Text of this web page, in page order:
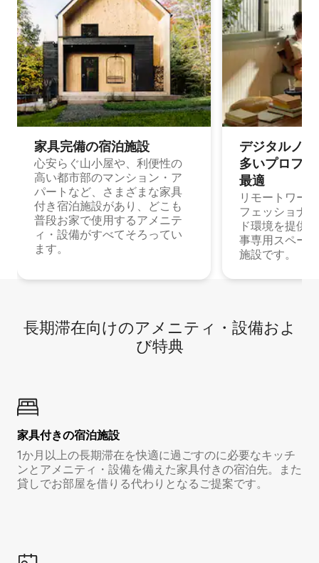
家具完備の宿⁠泊⁠施⁠設
心安らぐ山小屋や、利便性の
高い都市部のマンション・ア
パートなど、さまざまな家具
付き宿泊施設があり、どこも
普段お家で使用するアメニテ
ィ・設備がすべてそろってい
ます。
デジタルノ
多⁠いプ⁠ロ⁠フ⁠
最⁠適
リモートワー
フェッショナ
ド環境を提供
事専用スペー
施設です。
長期滞在向け⁠のア⁠メ⁠ニ⁠テ⁠ィ⁠・設⁠備⁠およ
び特⁠典
家具付き⁠の宿⁠泊⁠施⁠設
1か月以上の長期滞在を快適に過ごすのに必要なキッチ
ンとアメニティ・設備を備えた家具付きの宿泊先。また
貸しでお部屋を借りる代わりとなるご提案です。